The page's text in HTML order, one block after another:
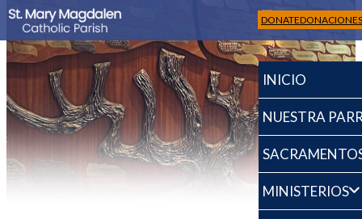
INICIO
NUESTRA
MINISTERIOS
DONATEDONACIONES